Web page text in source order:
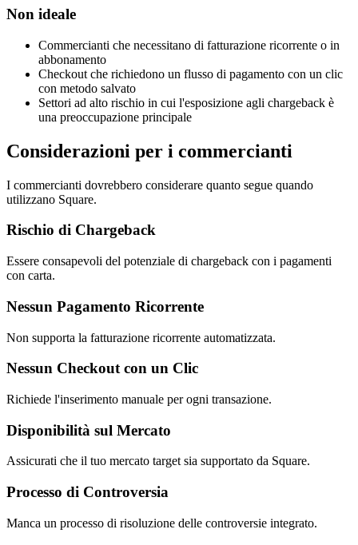
Non ideale
Commercianti che necessitano di fatturazione ricorrente o in
abbonamento
Checkout che richiedono un flusso di pagamento con un clic
con metodo salvato
Settori ad alto rischio in cui l'esposizione agli chargeback è
una preoccupazione principale
Considerazioni per i commercianti
I commercianti dovrebbero considerare quanto segue quando
utilizzano Square.
Rischio di Chargeback
Essere consapevoli del potenziale di chargeback con i pagamenti
con carta.
Nessun Pagamento Ricorrente
Non supporta la fatturazione ricorrente automatizzata.
Nessun Checkout con un Clic
Richiede l'inserimento manuale per ogni transazione.
Disponibilità sul Mercato
Assicurati che il tuo mercato target sia supportato da Square.
Processo di Controversia
Manca un processo di risoluzione delle controversie integrato.